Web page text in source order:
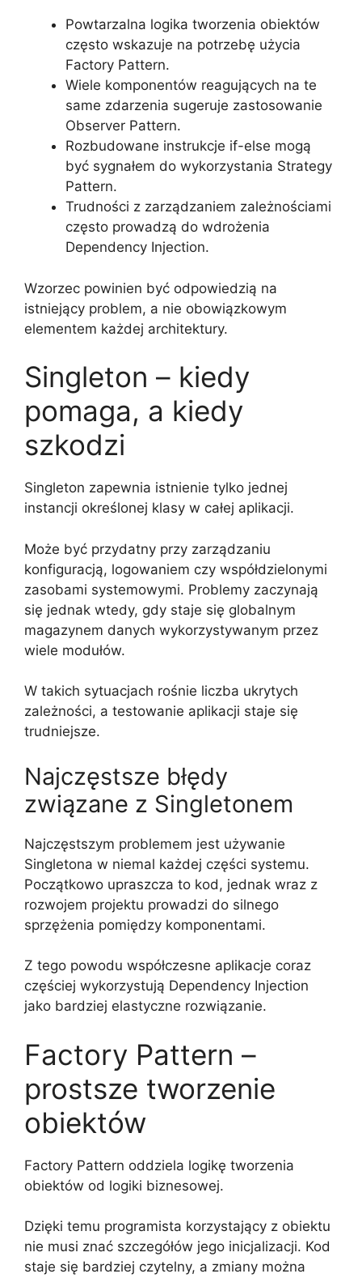
Powtarzalna logika tworzenia obiektów
często wskazuje na potrzebę użycia
Factory Pattern.
Wiele komponentów reagujących na te
same zdarzenia sugeruje zastosowanie
Observer Pattern.
Rozbudowane instrukcje if-else mogą
być sygnałem do wykorzystania Strategy
Pattern.
Trudności z zarządzaniem zależnościami
często prowadzą do wdrożenia
Dependency Injection.
Wzorzec powinien być odpowiedzią na
istniejący problem, a nie obowiązkowym
elementem każdej architektury.
Singleton – kiedy
pomaga, a kiedy
szkodzi
Singleton zapewnia istnienie tylko jednej
instancji określonej klasy w całej aplikacji.
Może być przydatny przy zarządzaniu
konfiguracją, logowaniem czy współdzielonymi
zasobami systemowymi. Problemy zaczynają
się jednak wtedy, gdy staje się globalnym
magazynem danych wykorzystywanym przez
wiele modułów.
W takich sytuacjach rośnie liczba ukrytych
zależności, a testowanie aplikacji staje się
trudniejsze.
Najczęstsze błędy
związane z Singletonem
Najczęstszym problemem jest używanie
Singletona w niemal każdej części systemu.
Początkowo upraszcza to kod, jednak wraz z
rozwojem projektu prowadzi do silnego
sprzężenia pomiędzy komponentami.
Z tego powodu współczesne aplikacje coraz
częściej wykorzystują Dependency Injection
jako bardziej elastyczne rozwiązanie.
Factory Pattern –
prostsze tworzenie
obiektów
Factory Pattern oddziela logikę tworzenia
obiektów od logiki biznesowej.
Dzięki temu programista korzystający z obiektu
nie musi znać szczegółów jego inicjalizacji. Kod
staje się bardziej czytelny, a zmiany można